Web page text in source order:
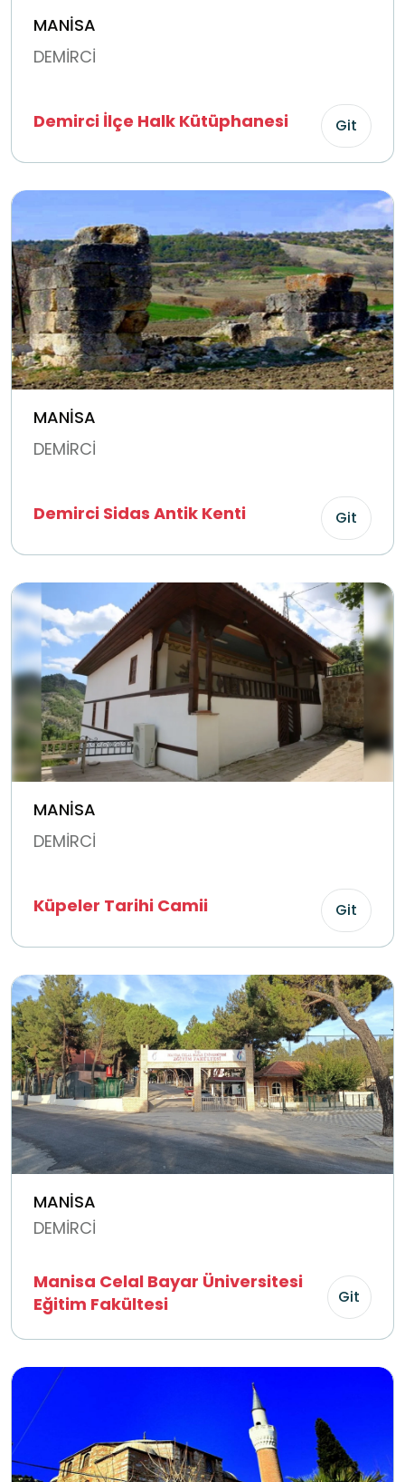
MANİSA
DEMİRCİ
Demirci İlçe Halk Kütüphanesi Git
MANİSA
DEMİRCİ
Demirci Sidas Antik Kenti Git
MANİSA
DEMİRCİ
Küpeler Tarihi Camii Git
MANİSA
DEMİRCİ
Manisa Celal Bayar Üniversitesi
Eğitim Fakültesi
Git